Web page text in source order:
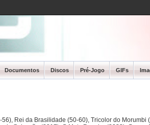
Documentos Discos Pré-Jogo GIFs
Rei da Brasilidade (50-60), Tricolor do